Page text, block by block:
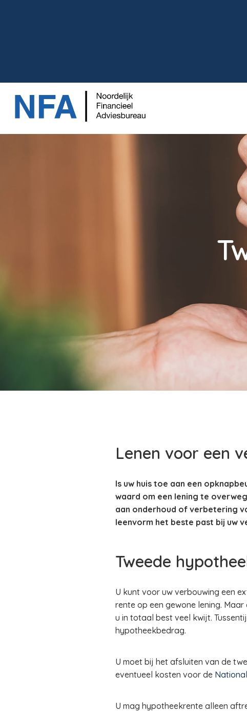
Lenen voor een
Is uw huis toe aan een
waard om een lening te
aan onderhoud of verbetering
leenvorm het beste past bij uw
Tweede
U kunt voor uw verbouwing een
rente op een gewone lening.
u in totaal best veel kwijt.
hypotheekbedrag.
U moet bij het afsluiten van de
eventueel kosten voor de
U mag hypotheekrente alleen